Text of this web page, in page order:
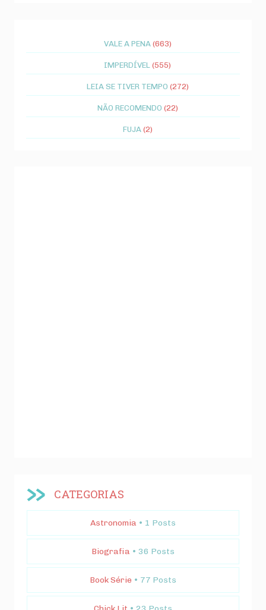
VALE A PENA (663)
IMPERDÍVEL(555)
LEIA SE TIVER TEMPO (272)
NÃO RECOMENDO (22)
FUJA (2)
CATEGORIAS
Astronomia • 1 Posts
Biografia • 36 Posts
Book Série • 77 Posts